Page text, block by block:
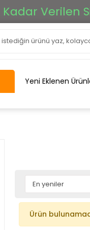
Verilen
Yeni Eklenen
Ürün